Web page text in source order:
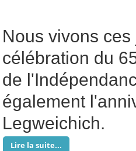
Nous vivons
célébration du
de
également
Legweichich.
Lire la suite...